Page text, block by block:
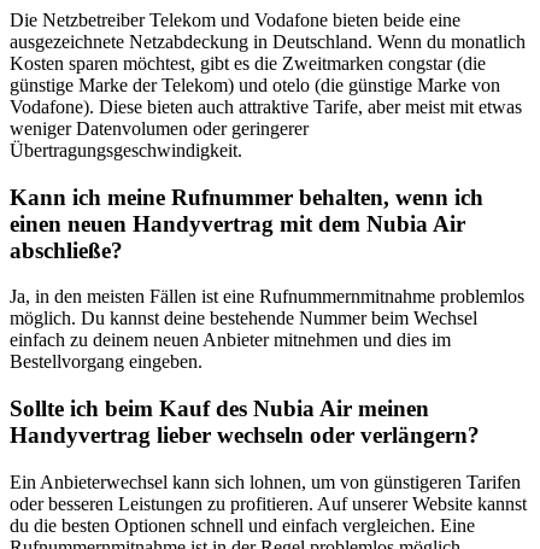
Die Netzbetreiber Telekom und Vodafone bieten beide eine
ausgezeichnete Netzabdeckung in Deutschland. Wenn du monatlich
Kosten sparen möchtest, gibt es die Zweitmarken congstar (die
günstige Marke der Telekom) und otelo (die günstige Marke von
Vodafone). Diese bieten auch attraktive Tarife, aber meist mit etwas
weniger Datenvolumen oder geringerer
Übertragungsgeschwindigkeit.
Kann ich meine Rufnummer behalten, wenn ich
einen neuen Handyvertrag mit dem Nubia Air
abschließe?
Ja, in den meisten Fällen ist eine Rufnummernmitnahme problemlos
möglich. Du kannst deine bestehende Nummer beim Wechsel
einfach zu deinem neuen Anbieter mitnehmen und dies im
Bestellvorgang eingeben.
Sollte ich beim Kauf des Nubia Air meinen
Handyvertrag lieber wechseln oder verlängern?
Ein Anbieterwechsel kann sich lohnen, um von günstigeren Tarifen
oder besseren Leistungen zu profitieren. Auf unserer Website kannst
du die besten Optionen schnell und einfach vergleichen. Eine